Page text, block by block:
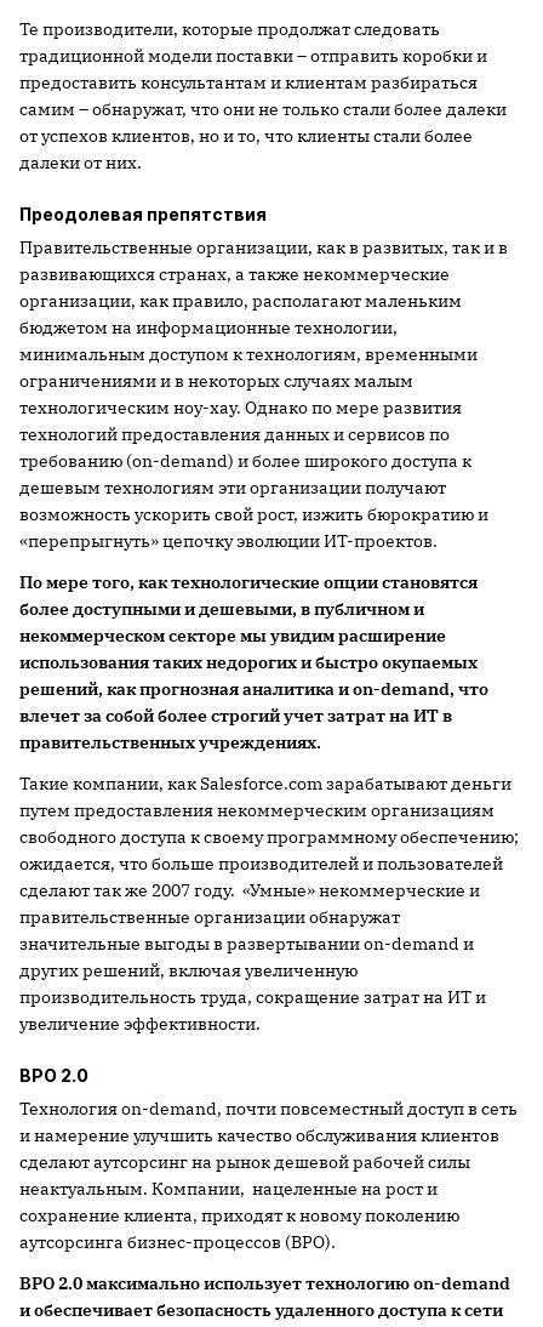
Те производители, которые продолжат следовать
традиционной модели поставки – отправить коробки и
предоставить консультантам и клиентам разбираться
самим – обнаружат, что они не только стали более далеки
от успехов клиентов, но и то, что клиенты стали более
далеки от них.
Преодолевая препятствия
Правительственные организации, как в развитых, так и в
развивающихся странах, а также некоммерческие
организации, как правило, располагают маленьким
бюджетом на информационные технологии,
минимальным доступом к технологиям, временными
ограничениями и в некоторых случаях малым
технологическим ноу-хау. Однако по мере развития
технологий предоставления данных и сервисов по
требованию (on-demand) и более широкого доступа к
дешевым технологиям эти организации получают
возможность ускорить свой рост, изжить бюрократию и
«перепрыгнуть» цепочку эволюции ИТ-проектов.
По мере того, как технологические опции становятся
более доступными и дешевыми, в публичном и
некоммерческом секторе мы увидим расширение
использования таких недорогих и быстро окупаемых
решений, как прогнозная аналитика и on-demand, что
влечет за собой более строгий учет затрат на ИТ в
правительственных учреждениях.
Такие компании, как Salesforce.com зарабатывают деньги
путем предоставления некоммерческим организациям
свободного доступа к своему программному обеспечению;
ожидается, что больше производителей и пользователей
сделают так же 2007 году. «Умные» некоммерческие и
правительственные организации обнаружат
значительные выгоды в развертывании on-demand и
других решений, включая увеличенную
производительность труда, сокращение затрат на ИТ и
увеличение эффективности.
BPO 2.0
Технология on-demand, почти повсеместный доступ в сеть
и намерение улучшить качество обслуживания клиентов
сделают аутсорсинг на рынок дешевой рабочей силы
неактуальным. Компании, нацеленные на рост и
сохранение клиента, приходят к новому поколению
аутсорсинга бизнес-процессов (BPO).
BPO 2.0 максимально использует технологию on-demand
и обеспечивает безопасность удаленного доступа к сети